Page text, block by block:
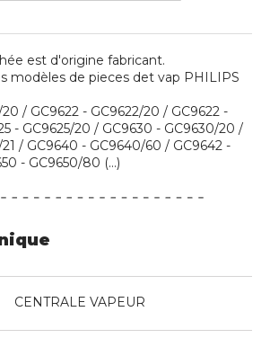
est d'origine fabricant.
modèles de pieces det vap PHILIPS
/ GC9622 - GC9622/20 / GC9622 -
- GC9625/20 / GC9630 - GC9630/20 /
/ GC9640 - GC9640/60 / GC9642 -
- GC9650/80 (...)
CENTRALE VAPEUR